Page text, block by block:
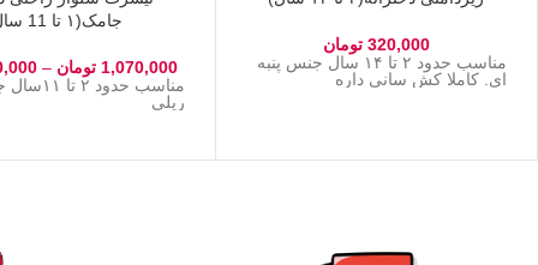
320,000 تومان
مناسب حدود ۲ تا ۱۴ سال جنس پنبه
ای. کاملا کش سانی داره
جامک(۱ تا 11 سال)
1,070,000 تومان –
مناسب حدود
ریلی